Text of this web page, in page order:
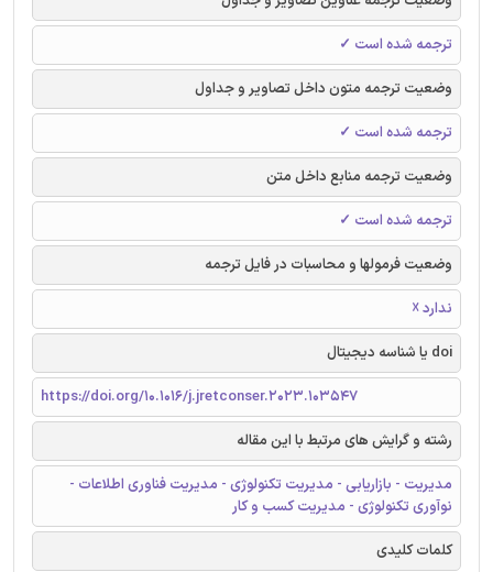
ترجمه شده است ✓
وضعیت ترجمه متون داخل تصاویر و جداول
ترجمه شده است ✓
وضعیت ترجمه منابع داخل متن
ترجمه شده است ✓
وضعیت فرمولها و محاسبات در فایل ترجمه
ندارد ☓
doi یا شناسه دیجیتال
https://doi.org/10.1016/j.jretconser.2023.103547
رشته و گرایش های مرتبط با این مقاله
مدیریت - بازاریابی - مدیریت تکنولوژی - مدیریت فناوری اطلاعات -
نوآوری تکنولوژی - مدیریت کسب و کار
کلمات کلیدی